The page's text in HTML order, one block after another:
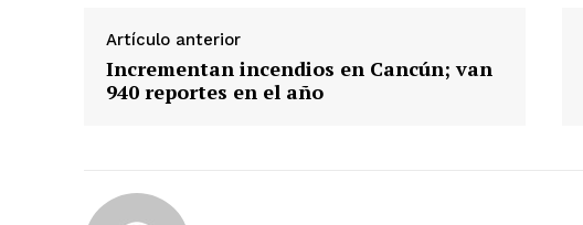
Artículo anterior
Incrementan incendios en Cancún; van
940 reportes en el año